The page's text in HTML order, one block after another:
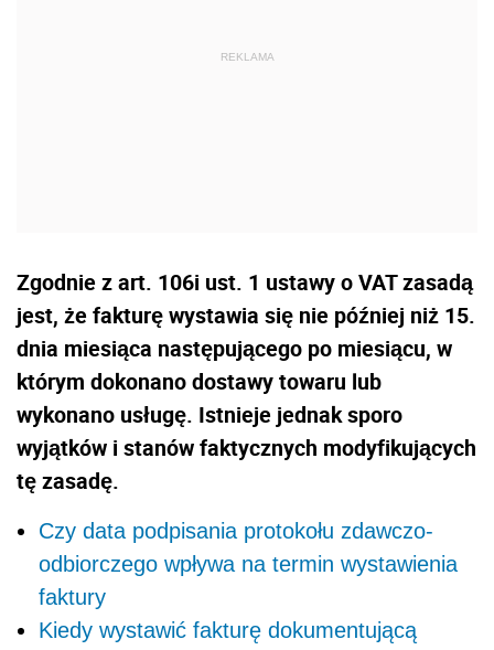
Zgodnie z art. 106i ust. 1 ustawy o VAT zasadą
jest, że fakturę wystawia się nie później niż 15.
dnia miesiąca następującego po miesiącu, w
którym dokonano dostawy towaru lub
wykonano usługę. Istnieje jednak sporo
wyjątków i stanów faktycznych modyfikujących
tę zasadę.
Czy data podpisania protokołu zdawczo-
odbiorczego wpływa na termin wystawienia
faktury
Kiedy wystawić fakturę dokumentującą